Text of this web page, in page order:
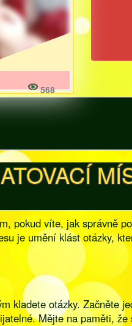
568
pokud víte, jak správně
je umění klást otázky,
kladete otázky. Začněte
Mějte na paměti,